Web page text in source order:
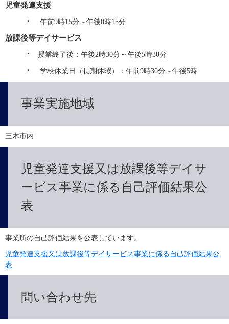
児童発達支援
・ 午前9時15分～午後0時15分
放課後等デイサービス
・ 授業終了後：午後2時30分～午後5時30分
・ 学校休業日（長期休暇）：午前9時30分～午後5時
事業実施地域
三木市内
児童発達支援又は放課後等デイサ
ービス事業に係る自己評価結果公
表
事業所の自己評価結果を公表しています。
児童発達支援又は放課後等デイサービス事業に係る自己評価結果公
表
問い合わせ先